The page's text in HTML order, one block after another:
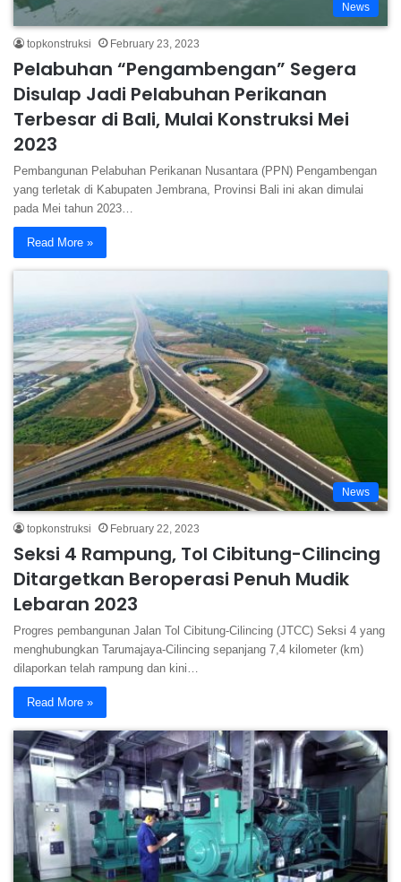
News
topkonstruksi February 23, 2023
Pelabuhan “Pengambengan” Segera
Disulap Jadi Pelabuhan Perikanan
Terbesar di Bali, Mulai Konstruksi Mei
2023
Pembangunan Pelabuhan Perikanan Nusantara (PPN) Pengambengan
yang terletak di Kabupaten Jembrana, Provinsi Bali ini akan dimulai
pada Mei tahun 2023…
Read More »
News
topkonstruksi February 22, 2023
Seksi 4 Rampung, Tol Cibitung-Cilincing
Ditargetkan Beroperasi Penuh Mudik
Lebaran 2023
Progres pembangunan Jalan Tol Cibitung-Cilincing (JTCC) Seksi 4 yang
menghubungkan Tarumajaya-Cilincing sepanjang 7,4 kilometer (km)
dilaporkan telah rampung dan kini…
Read More »